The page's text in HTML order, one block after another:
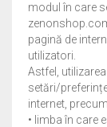
Checkout
Politica de
modul în care
pagină de
utilizatori.
Astfel,
setări/
internet,
• limba în care